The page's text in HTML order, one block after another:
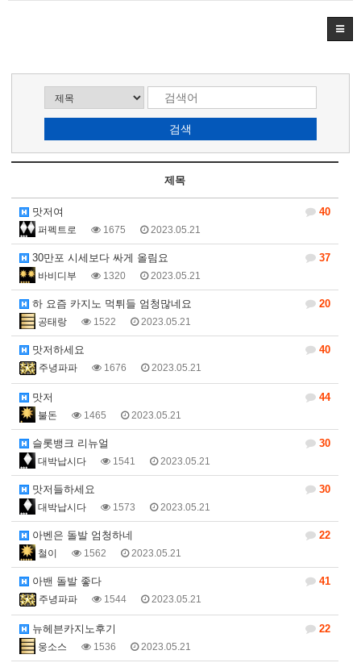
제목
40
맛저여
퍼펙트로 1675 2023.05.21
37
30만포 시세보다 싸게 올림요
바비디부 1320 2023.05.21
20
하 요즘 카지노 먹튀들 엄청많네요
공태랑 1522 2023.05.21
40
맛저하세요
주녕파파 1676 2023.05.21
44
맛저
불돈 1465 2023.05.21
30
슬롯뱅크 리뉴얼
대박납시다 1541 2023.05.21
30
맛저들하세요
대박납시다 1573 2023.05.21
22
아벤은 돌발 엄청하네
철이 1562 2023.05.21
41
아밴 돌발 좋다
주녕파파 1544 2023.05.21
22
뉴헤븐카지노후기
웅소스 1536 2023.05.21